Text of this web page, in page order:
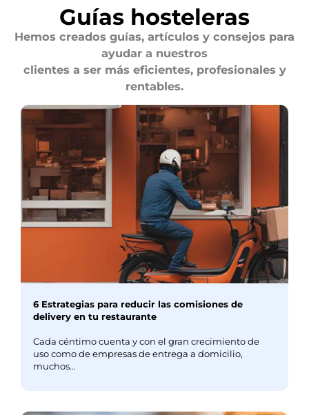
Guías hosteleras
Hemos creados guías, artículos y consejos para
ayudar a nuestros
clientes a ser más eficientes, profesionales y
rentables.
6 Estrategias para reducir las comisiones de
delivery en tu restaurante
Cada céntimo cuenta y con el gran crecimiento de
uso como de empresas de entrega a domicilio,
muchos...